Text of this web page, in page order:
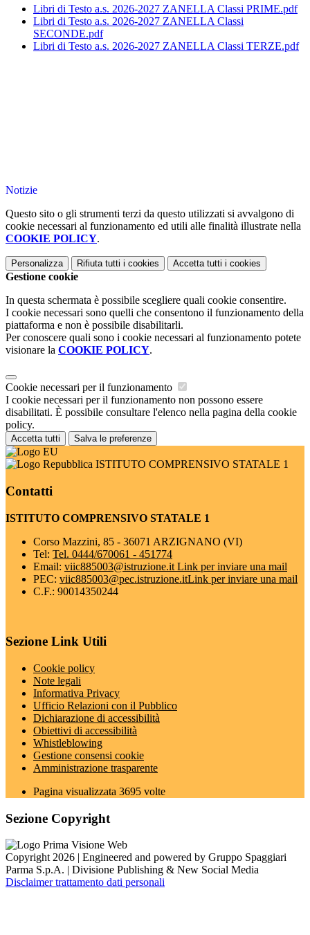
Libri di Testo a.s. 2026-2027 ZANELLA Classi PRIME.pdf
Libri di Testo a.s. 2026-2027 ZANELLA Classi
SECONDE.pdf
Libri di Testo a.s. 2026-2027 ZANELLA Classi TERZE.pdf
Notizie
Questo sito o gli strumenti terzi da questo utilizzati si avvalgono di
cookie necessari al funzionamento ed utili alle finalità illustrate nella
COOKIE POLICY.
Personalizza Rifiuta tutti i cookies Accetta tutti i cookies
Gestione cookie
In questa schermata è possibile scegliere quali cookie consentire.
I cookie necessari sono quelli che consentono il funzionamento della
piattaforma e non è possibile disabilitarli.
Per conoscere quali sono i cookie necessari al funzionamento potete
visionare la COOKIE POLICY.
Cookie necessari per il funzionamento
I cookie necessari per il funzionamento non possono essere
disabilitati. È possibile consultare l'elenco nella pagina della cookie
policy.
Accetta tutti Salva le preferenze
ISTITUTO COMPRENSIVO STATALE 1
Contatti
ISTITUTO COMPRENSIVO STATALE 1
Corso Mazzini, 85 - 36071 ARZIGNANO (VI)
Tel: Tel. 0444/670061 - 451774
Email: viic885003@istruzione.it Link per inviare una mail
PEC: viic885003@pec.istruzione.itLink per inviare una mail
C.F.: 90014350244
Sezione Link Utili
Cookie policy
Note legali
Informativa Privacy
Ufficio Relazioni con il Pubblico
Dichiarazione di accessibilità
Obiettivi di accessibilità
Whistleblowing
Gestione consensi cookie
Amministrazione trasparente
Pagina visualizzata 3695 volte
Sezione Copyright
Copyright 2026 | Engineered and powered by Gruppo Spaggiari
Parma S.p.A. | Divisione Publishing & New Social Media
Disclaimer trattamento dati personali